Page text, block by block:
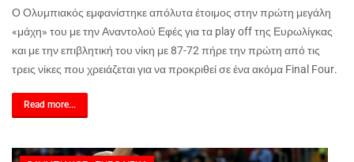
Ο Ολυμπιακός εμφανίστηκε απόλυτα έτοιμος στην πρώτη μεγάλη
«μάχη» του με την Αναντολού Εφές για τα playoffτης Ευρωλίγκας
και με την επιβλητική του νίκη με 87-72 πήρε την πρώτη από τις
τρεις νίκες που χρειάζεται για να προκριθεί σε ένα ακόμα Final Four.
Read more...